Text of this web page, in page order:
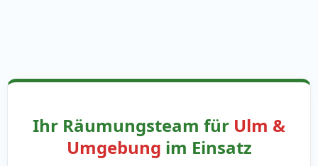
Ihr Räumungsteam für Ulm &
Umgebung im Einsatz